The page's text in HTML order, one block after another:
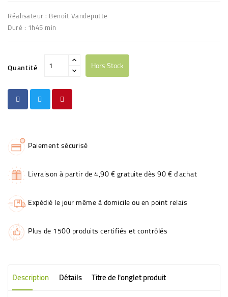
Réalisateur : Benoît Vandeputte
Duré : 1h45 min
Quantité Hors Stock
Paiement sécurisé
Livraison à partir de 4,90 € gratuite dès 90 € d'achat
Expédié le jour même à domicile ou en point relais
Plus de 1500 produits certifiés et contrôlés
Description Détails Titre de l'onglet produit